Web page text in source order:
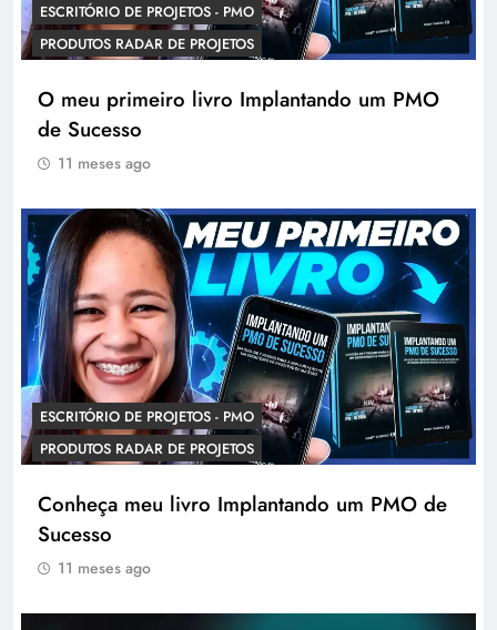
ESCRITÓRIO DE PROJETOS - PMO
PRODUTOS RADAR DE PROJETOS
O meu primeiro livro Implantando um PMO
de Sucesso
11 meses ago
ESCRITÓRIO DE PROJETOS - PMO
PRODUTOS RADAR DE PROJETOS
Conheça meu livro Implantando um PMO de
Sucesso
11 meses ago